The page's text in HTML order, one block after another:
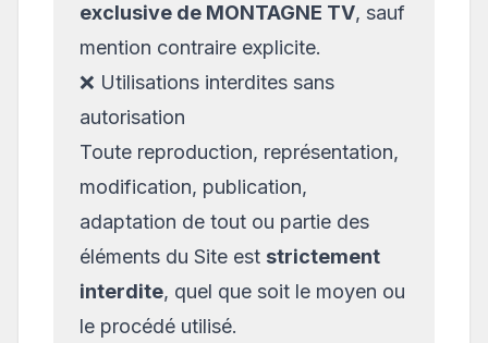
exclusive de MONTAGNE TV, sauf
mention contraire explicite.
❌ Utilisations interdites sans
autorisation
Toute reproduction, représentation,
modification, publication,
adaptation de tout ou partie des
éléments du Site est strictement
interdite, quel que soit le moyen ou
le procédé utilisé.